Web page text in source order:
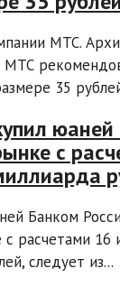
МТС.
МТС
35
юаней
с
Банком
расчетами 16
следует из...